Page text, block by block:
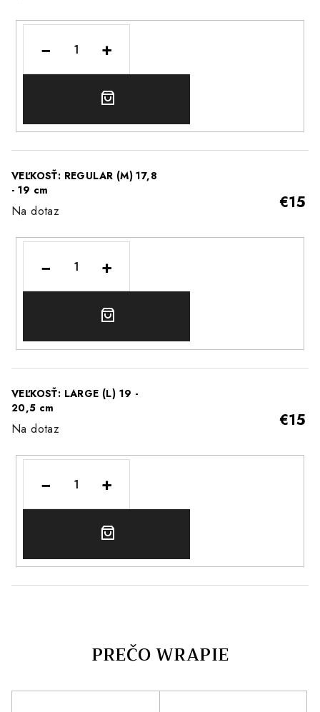
+
−
DO
VEĽKOSŤ: REGULAR (M) 17,8
- 19 cm
Na dotaz €15
+
−
DO
VEĽKOSŤ: LARGE (L) 19 -
20,5 cm
Na dotaz €15
+
−
DO